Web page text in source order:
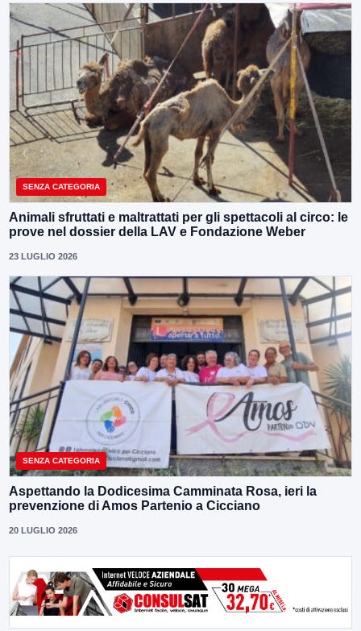
SENZA CATEGORIA
Animali sfruttati e maltrattati per gli spettacoli al circo: le
prove nel dossier della LAV e Fondazione Weber
23 LUGLIO 2026
SENZA CATEGORIA
Aspettando la Dodicesima Camminata Rosa, ieri la
prevenzione di Amos Partenio a Cicciano
20 LUGLIO 2026